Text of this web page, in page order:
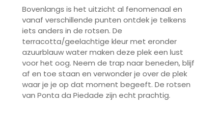
Bovenlangs is het uitzicht al fenomenaal en
vanaf verschillende punten ontdek je telkens
iets anders in de rotsen. De
terracotta/geelachtige kleur met eronder
azuurblauw water maken deze plek een lust
voor het oog. Neem de trap naar beneden, blijf
af en toe staan en verwonder je over de plek
waar je je op dat moment begeeft. De rotsen
van Ponta da Piedade zijn echt prachtig.